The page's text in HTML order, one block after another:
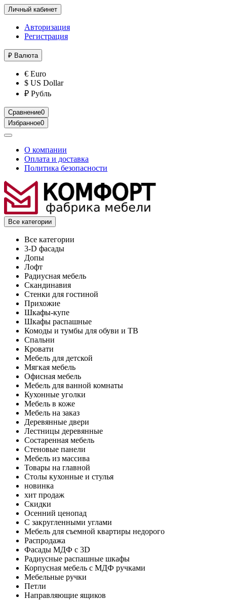
Личный кабинет
Авторизация
Регистрация
₽ Валюта
€ Euro
$ US Dollar
₽ Рубль
Сравнение0
Избранное0
О компании
Оплата и доставка
Политика безопасности
Все категории
Все категории
3-D фасады
Допы
Лофт
Радиусная мебель
Скандинавия
Стенки для гостиной
Прихожие
Шкафы-купе
Шкафы распашные
Комоды и тумбы для обуви и ТВ
Спальни
Кровати
Мебель для детской
Мягкая мебель
Офисная мебель
Мебель для ванной комнаты
Кухонные уголки
Мебель в коже
Мебель на заказ
Деревянные двери
Лестницы деревянные
Состаренная мебель
Стеновые панели
Мебель из массива
Товары на главной
Столы кухонные и стулья
новинка
хит продаж
Скидки
Осенний ценопад
С закругленными углами
Мебель для съемной квартиры недорого
Распродажа
Фасады МДФ с 3D
Радиусные распашные шкафы
Корпусная мебель с МДФ ручками
Мебельные ручки
Петли
Направляющие ящиков